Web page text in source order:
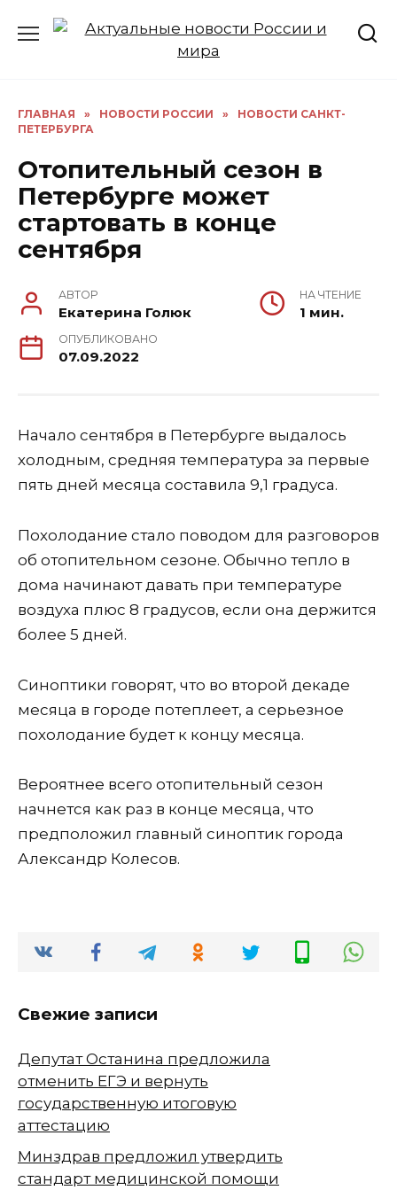
ГЛАВНАЯ » НОВОСТИ РОССИИ »
НОВОСТИ САНКТ-
ПЕТЕРБУРГА
Отопительный сезон в
Петербурге может
стартовать в конце
сентября
АВТОР
Екатерина Голюк
НА ЧТЕНИЕ
1 мин.
ОПУБЛИКОВАНО
07.09.2022
Начало сентября в Петербурге выдалось
холодным, средняя температура за первые
пять дней месяца составила 9,1 градуса.
Похолодание стало поводом для разговоров
об отопительном сезоне. Обычно тепло в
дома начинают давать при температуре
воздуха плюс 8 градусов, если она держится
более 5 дней.
Синоптики говорят, что во второй декаде
месяца в городе потеплеет, а серьезное
похолодание будет к концу месяца.
Вероятнее всего отопительный сезон
начнется как раз в конце месяца, что
предположил главный синоптик города
Александр Колесов.
Свежие записи
Депутат Останина предложила
отменить ЕГЭ и вернуть
государственную итоговую
аттестацию
Минздрав предложил утвердить
стандарт медицинской помощи